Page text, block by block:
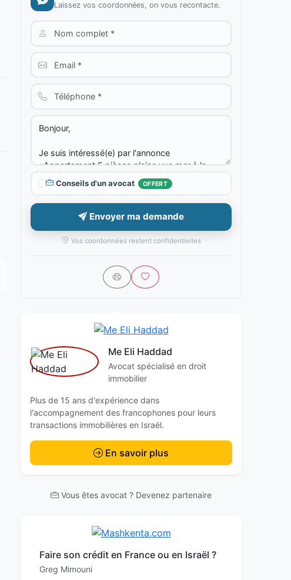
Laissez vos coordonnées, on vous recontacte.
Conseils d'un avocat OFFERT
Envoyer ma demande
Vos coordonnées restent confidentielles
Me Eli Haddad
Avocat spécialisé en droit
immobilier
Plus de 15 ans d'expérience dans
l'accompagnement des francophones pour leurs
transactions immobilières en Israël.
En savoir plus
Vous êtes avocat ? Devenez partenaire
Faire son crédit en France ou en Israël ?
Greg Mimouni